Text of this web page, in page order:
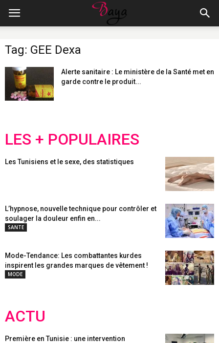
Tag: GEE Dexa
Alerte sanitaire : Le ministère de la Santé met en
garde contre le produit...
LES + POPULAIRES
Les Tunisiens et le sexe, des statistiques
L’hypnose, nouvelle technique pour contrôler et
soulager la douleur enfin en...
SANTE
Mode-Tendance: Les combattantes kurdes
inspirent les grandes marques de vêtement !
MODE
ACTU
Première en Tunisie : une intervention